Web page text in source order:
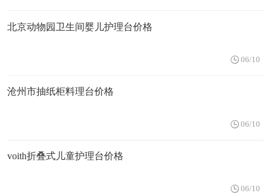
北京动物园卫生间婴儿护理台价格
06/10
沧州市抽纸柜料理台价格
06/10
voith折叠式儿童护理台价格
06/10